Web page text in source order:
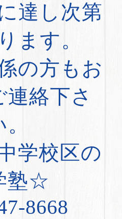
達し次第
ます。
の方もお
絡下さ
学校区の
塾☆
8668